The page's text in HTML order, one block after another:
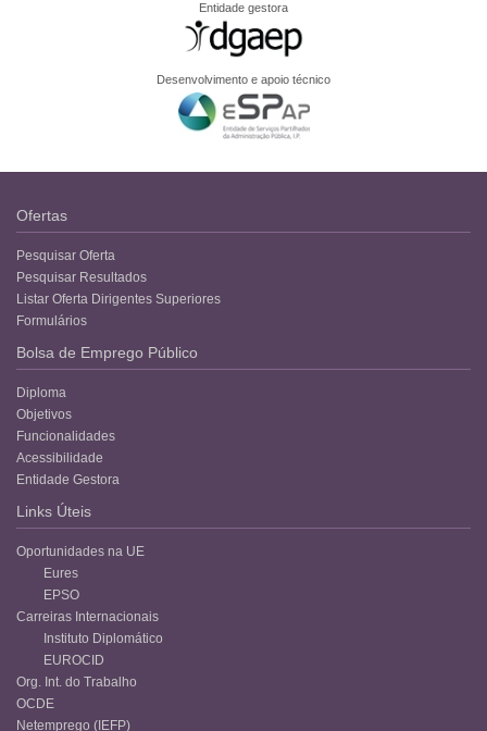
Entidade gestora
Desenvolvimento e apoio técnico
Ofertas
Pesquisar Oferta
Pesquisar Resultados
Listar Oferta Dirigentes Superiores
Formulários
Bolsa de Emprego Público
Diploma
Objetivos
Funcionalidades
Acessibilidade
Entidade Gestora
Links Úteis
Oportunidades na UE
Eures
EPSO
Carreiras Internacionais
Instituto Diplomático
EUROCID
Org. Int. do Trabalho
OCDE
Netemprego (IEFP)